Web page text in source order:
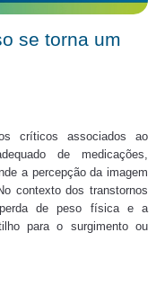
se torna um
críticos associados ao
de medicações,
a percepção da imagem
contexto dos transtornos
de peso física e a
para o surgimento ou